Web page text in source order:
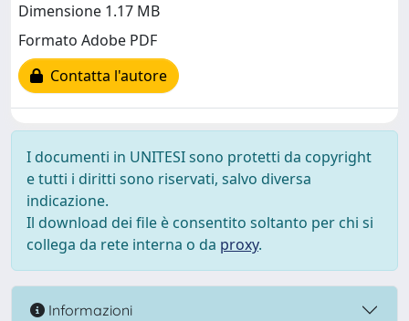
Dimensione 1.17 MB
Formato Adobe PDF
Contatta l'autore
I documenti in UNITESI sono protetti da copyright
e tutti i diritti sono riservati, salvo diversa
indicazione.
Il download dei file è consentito soltanto per chi si
collega da rete interna o da proxy.
Informazioni